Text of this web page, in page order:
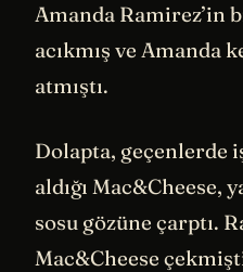
Amanda Ramirez’in
acıkmış ve Amanda
atmıştı.
Dolapta, geçenlerde
aldığı
sosu gözüne çarptı.
Mac&Cheese